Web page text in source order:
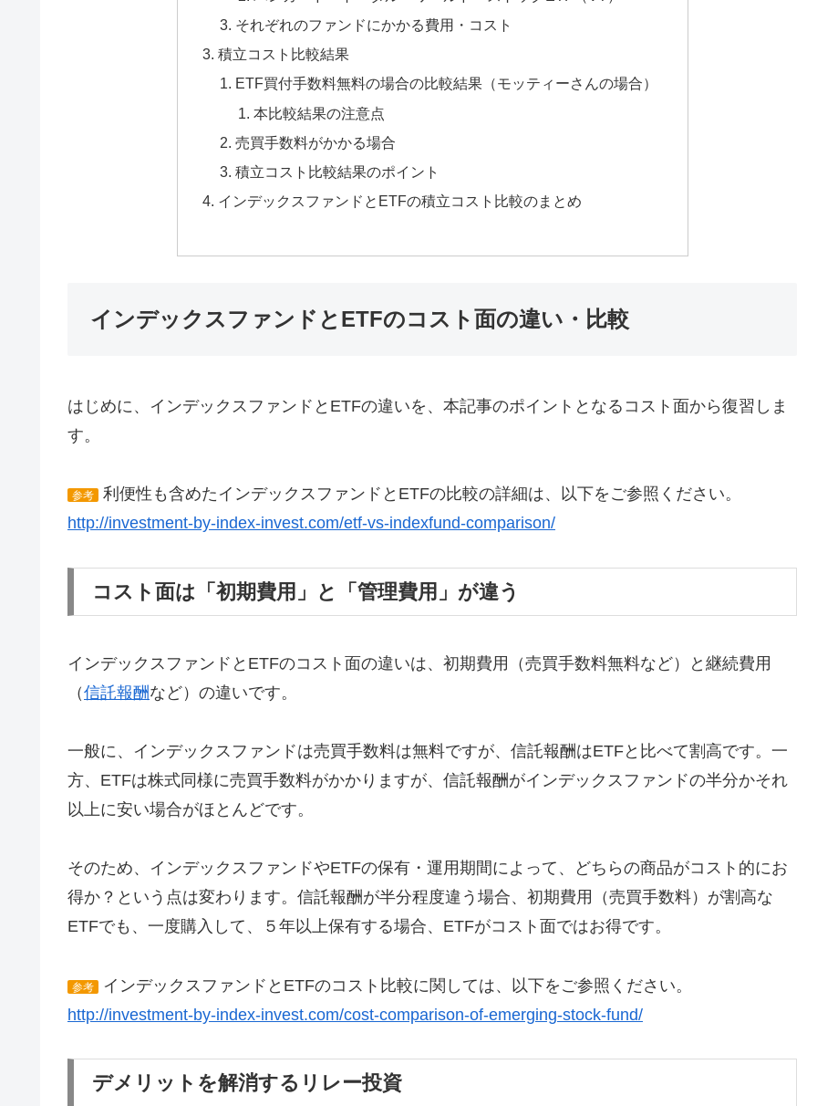
それぞれのファンドにかかる費用・コスト
積立コスト比較結果
ETF買付手数料無料の場合の比較結果（モッティーさんの場合）
本比較結果の注意点
売買手数料がかかる場合
積立コスト比較結果のポイント
インデックスファンドとETFの積立コスト比較のまとめ
インデックスファンドとETFのコスト面の違い・比較
はじめに、インデックスファンドとETFの違いを、本記事のポイントとなるコスト面から復習しま
す。
参考
利便性も含めたインデックスファンドとETFの比較の詳細は、以下をご参照ください。
http://investment-by-index-invest.com/etf-vs-indexfund-comparison/
コスト面は「初期費用」と「管理費用」が違う
インデックスファンドとETFのコスト面の違いは、初期費用（売買手数料無料など）と継続費用
（信託報酬など）の違いです。
一般に、インデックスファンドは売買手数料は無料ですが、信託報酬はETFと比べて割高です。一
方、ETFは株式同様に売買手数料がかかりますが、信託報酬がインデックスファンドの半分かそれ
以上に安い場合がほとんどです。
そのため、インデックスファンドやETFの保有・運用期間によって、どちらの商品がコスト的にお
得か？という点は変わります。信託報酬が半分程度違う場合、初期費用（売買手数料）が割高な
ETFでも、一度購入して、５年以上保有する場合、ETFがコスト面ではお得です。
参考
インデックスファンドとETFのコスト比較に関しては、以下をご参照ください。
http://investment-by-index-invest.com/cost-comparison-of-emerging-stock-fund/
デメリットを解消するリレー投資